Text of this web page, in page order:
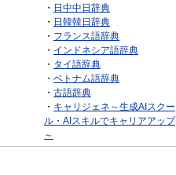
・ 日中中日辞典
・ 日韓韓日辞典
・ フランス語辞典
・ インドネシア語辞典
・ タイ語辞典
・ ベトナム語辞典
・ 古語辞典
・ キャリジェネ～生成AIスクー
ル・AIスキルでキャリアアップ
～